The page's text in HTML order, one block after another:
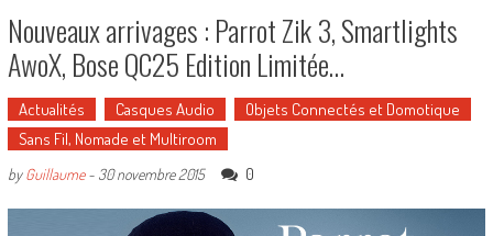
Nouveaux arrivages : Parrot Zik 3, Smartlights
AwoX, Bose QC25 Edition Limitée…
Actualités Casques Audio
Objets Connectés et Domotique
Sans Fil, Nomade et Multiroom
byGuillaume- 30 novembre 2015 0